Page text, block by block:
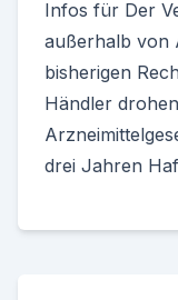
Infos für Der
außerhalb von
bisherigen
Händler
drei Jahren